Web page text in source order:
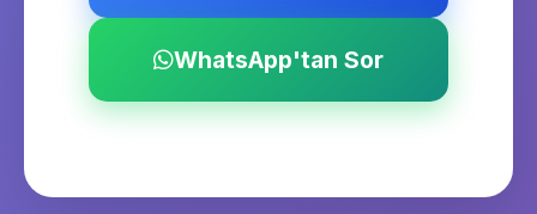
WhatsApp'tan Sor